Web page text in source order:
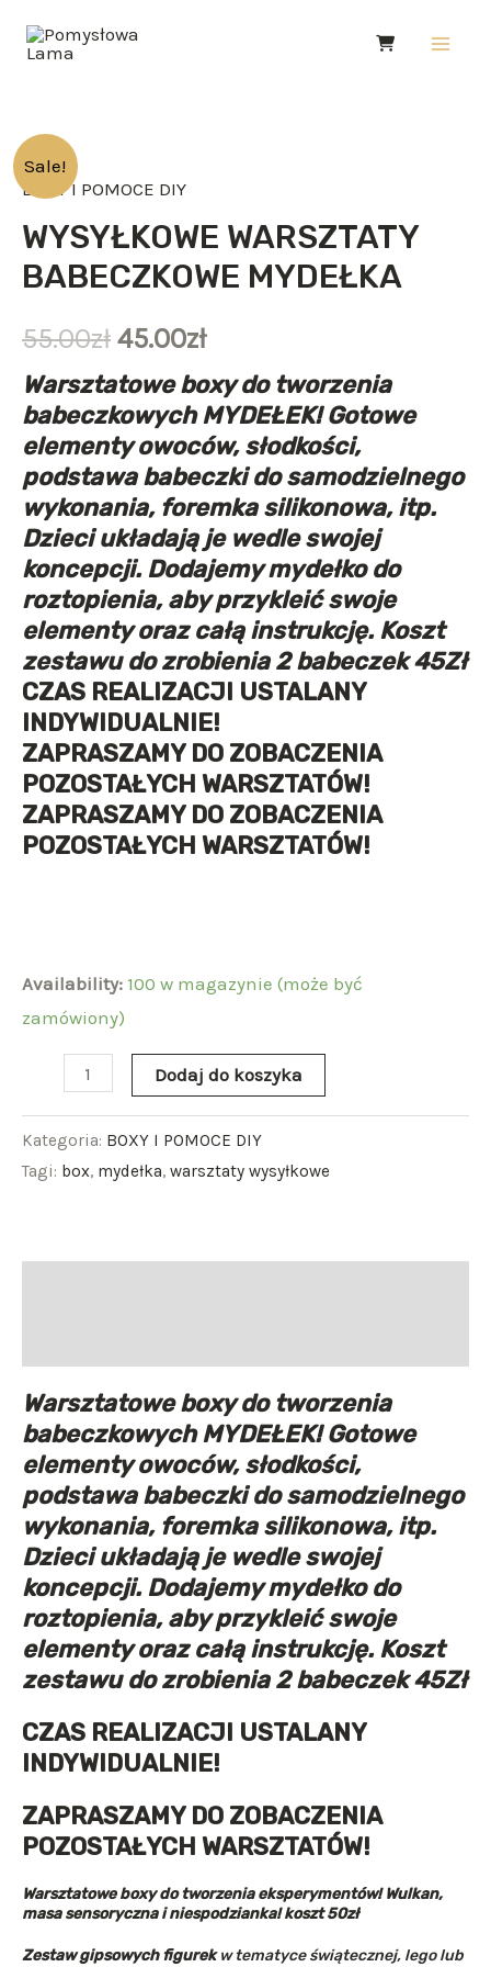
Sale!
BOXY I POMOCE DIY
WYSYŁKOWE WARSZTATY
BABECZKOWE MYDEŁKA
55.00zł 45.00zł
Warsztatowe boxy do tworzenia
babeczkowych MYDEŁEK! Gotowe
elementy owoców, słodkości,
podstawa babeczki do samodzielnego
wykonania, foremka silikonowa, itp.
Dzieci układają je wedle swojej
koncepcji. Dodajemy mydełko do
roztopienia, aby przykleić swoje
elementy oraz całą instrukcję. Koszt
zestawu do zrobienia 2 babeczek 45Zł
CZAS REALIZACJI USTALANY
INDYWIDUALNIE!
ZAPRASZAMY DO ZOBACZENIA
POZOSTAŁYCH WARSZTATÓW!
ZAPRASZAMY DO ZOBACZENIA
POZOSTAŁYCH WARSZTATÓW!
Availability: 100 w magazynie (może być
zamówiony)
ilość
WYSYŁKOWE
WARSZTATY
BABECZKOWE
MYDEŁKA
Dodaj do koszyka
Kategoria: BOXY I POMOCE DIY
Tagi: box, mydełka, warsztaty wysyłkowe
Warsztatowe boxy do tworzenia
babeczkowych MYDEŁEK! Gotowe
elementy owoców, słodkości,
podstawa babeczki do samodzielnego
wykonania, foremka silikonowa, itp.
Dzieci układają je wedle swojej
koncepcji. Dodajemy mydełko do
roztopienia, aby przykleić swoje
elementy oraz całą instrukcję. Koszt
zestawu do zrobienia 2 babeczek 45Zł
CZAS REALIZACJI USTALANY
INDYWIDUALNIE!
ZAPRASZAMY DO ZOBACZENIA
POZOSTAŁYCH WARSZTATÓW!
Warsztatowe boxy do tworzenia eksperymentów! Wulkan,
masa sensoryczna i niespodzianka! koszt 50zł
Zestaw gipsowych figurekw tematyce świątecznej, lego lub